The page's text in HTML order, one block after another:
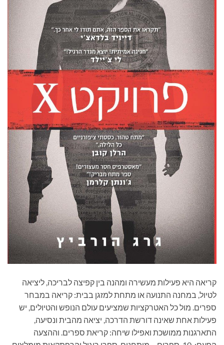
קריאה היא פעילות מעשירה ומהנה בין קפיצה לבריכה, ליציאה
לטיול, במחנה התנועה או מתחת למזגן בבית: קריאה במבחר
ספרים. מול כל האטרקציות שמציעים עולם הנופש והטיולים, יש
פעילות אחת שאינה דורשת הדרכה, יציאה מהבית ונסיעה,
התארגנות ממושכת ואפילו שיחה: קריאת ספרים. וההצעה